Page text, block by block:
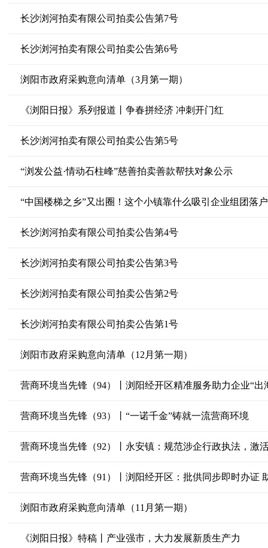
长沙浏河拍卖有限公司拍卖公告第7号
长沙浏河拍卖有限公司拍卖公告第6号
浏阳市政府采购意向清单（3月第一期）
《浏阳日报》系列报道丨争春拼经济 冲刺开门红
长沙浏河拍卖有限公司拍卖公告第5号
“浏发公益·情动石柱峰”慈善拍卖善款帮扶对象公示
“中国楼梯之乡”又出圈！这个小镇靠什么吸引企业组团落
长沙浏河拍卖有限公司拍卖公告第4号
长沙浏河拍卖有限公司拍卖公告第3号
长沙浏河拍卖有限公司拍卖公告第2号
长沙浏河拍卖有限公司拍卖公告第1号
浏阳市政府采购意向清单（12月第一期）
营商环境当先锋（94）丨浏阳经开区精准服务助力企业“出
营商环境当先锋（93）丨“一诺千金”铸就一流营商环境
营商环境当先锋（92）丨永安镇：规范涉企行政执法，激
营商环境当先锋（91）丨浏阳经开区：批供同步即时办证
浏阳市政府采购意向清单（11月第一期）
《浏阳日报》特稿丨产业强市，大力发展新质生产力